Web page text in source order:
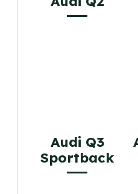
Audi Q3
Sportback